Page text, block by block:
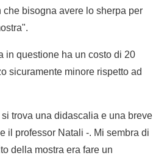
che bisogna avere lo sherpa per
in questione ha un costo di 20
sicuramente minore rispetto ad
trova una didascalia e una breve
il professor Natali -. Mi sembra di
della mostra era fare un